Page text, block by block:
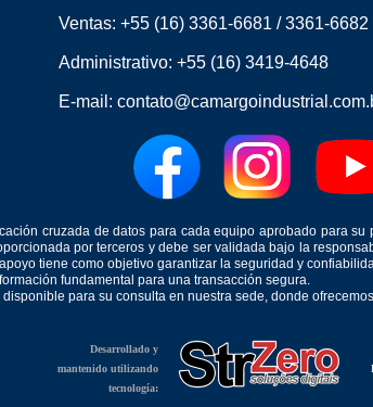
Ventas: +55 (16) 3361-6681 /3361-6682
Administrativo: +55 (16) 3419-4648
E-mail:
cruzada de datos para cada equipo aprobado para
por terceros y debe ser validada bajo la
tiene como objetivo garantizar la seguridad y
fundamental para una transacción segura.
para su consulta en nuestra sede, donde
Desarrollado y
mantenido utilizando
tecnología: